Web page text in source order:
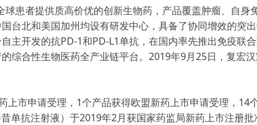
患者提供质高价优的创新生物药，产品覆盖肿瘤、自身
台北和美国加州均设有研发中心，具备了协同增效的突
开发的抗PD-1和PD-L1单抗，在国内率先推出免疫联
综合性生物医药全产业链平台。2019年9月25日，复宏
市申请受理，1个产品获得欧盟新药上市申请受理，14
单抗注射液）于2019年2月获国家药监局新药上市注册